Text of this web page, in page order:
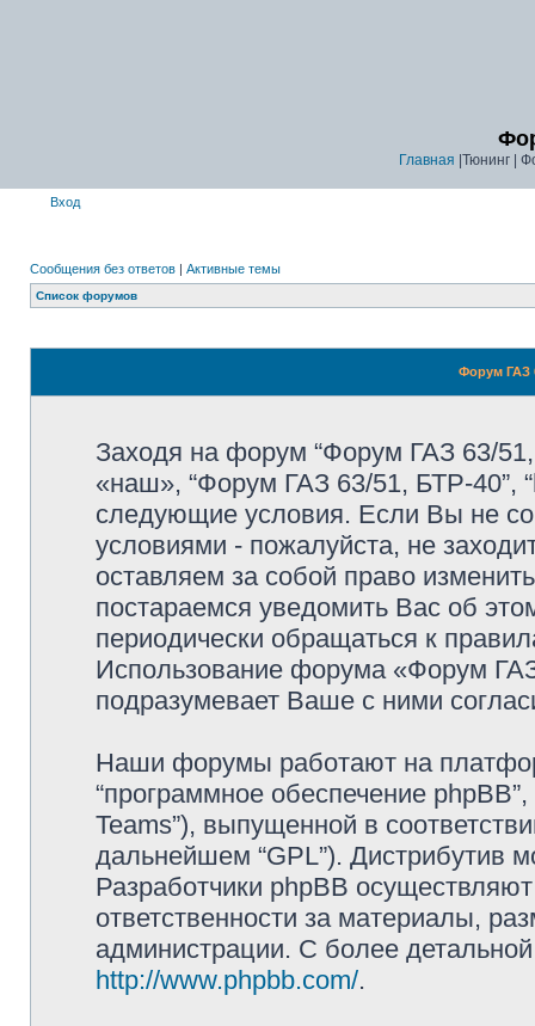
Главная |Тюнинг |
Вход
Сообщения без ответов | Активные темы
Список форумов
Форум ГАЗ
Заходя на форум “Форум ГАЗ 63/
«наш», “Форум ГАЗ 63/51, БТР-40”,
следующие условия. Если Вы не
условиями - пожалуйста, не
оставляем за собой право
постараемся уведомить Вас об
периодически обращаться к
Использование форума «Форум
подразумевает Ваше с ними
Наши форумы работают на
“программное обеспечение
Teams”), выпущенной в
дальнейшем “GPL”). Дистрибутив
Разработчики phpBB
ответственности за материалы,
администрации. С более
http://www.phpbb.com/.